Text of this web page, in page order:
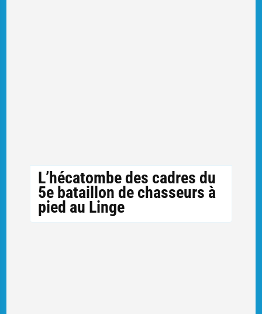
L’hécatombe des cadres du
5e bataillon de chasseurs à
pied au Linge